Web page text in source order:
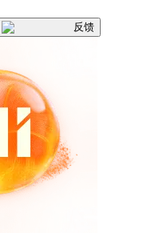
反馈